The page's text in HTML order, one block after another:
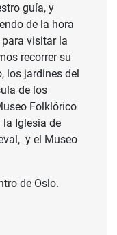
guía, y
de la hora
visitar la
recorrer su
los jardines del
de los
Folklórico
la Iglesia de
y el Museo
de Oslo.